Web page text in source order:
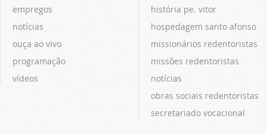
empregos
notícias
ouça ao vivo
programação
vídeos
história pe. vitor
hospedagem santo afonso
missionários redentoristas
missões redentoristas
notícias
obras sociais redentoristas
secretariado vocacional